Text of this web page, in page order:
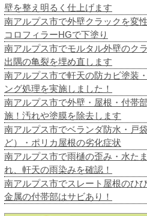
壁を整え明るく仕上げます
南アルプス市で外壁クラックを変
コロフィラーHGで下塗り
南アルプス市でモルタル外壁のク
出隅の亀裂を埋め直します
南アルプス市で軒天の防カビ塗装
ング処理を実施しました！
南アルプス市で外壁・屋根・付帯
施！汚れや塗膜を除去します
南アルプス市でベランダ防水・戸
ど）・ポリカ屋根の劣化症状
南アルプス市で雨樋の歪み・水た
れ、軒天の雨染みを確認！
南アルプス市でスレート屋根のひ
金属の付帯部はサビあり！